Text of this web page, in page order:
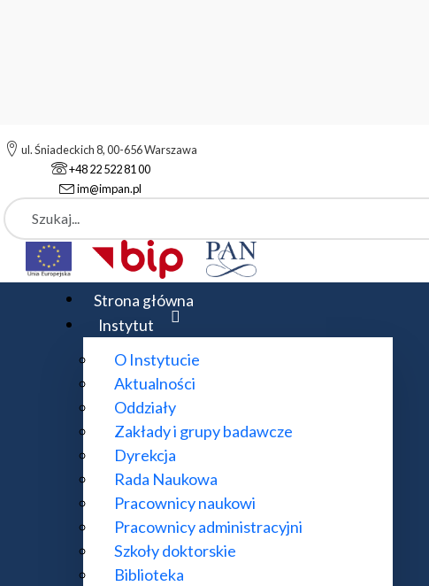
ul. Śniadeckich 8, 00-656 Warszawa
+48 22 522 81 00
im@impan.pl
Szukaj
Strona główna
Instytut
O Instytucie
Aktualności
Oddziały
Zakłady i grupy badawcze
Dyrekcja
Rada Naukowa
Pracownicy naukowi
Pracownicy administracyjni
Szkoły doktorskie
Biblioteka